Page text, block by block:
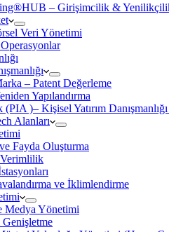
– Girişimcilik &
Veri Yönetimi
– Patent Değerleme
Yapılandırma
(PIA )– Kişisel Yatırım
Alanları
Fayda Oluşturma
ve İklimlendirme
Medya Yönetimi